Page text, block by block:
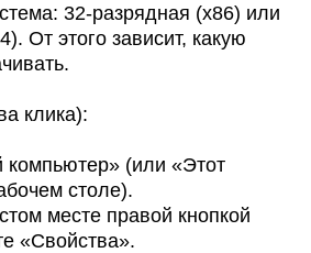
32-разрядная (x86) или
От этого зависит, какую
клика):
компьютер» (или «Этот
столе).
месте правой кнопкой
«Свойства».